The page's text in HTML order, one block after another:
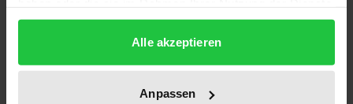
gesammelt haben.
Alle akzeptieren
Anpassen
• Datenweitergabe an das Jobcenter durch andere